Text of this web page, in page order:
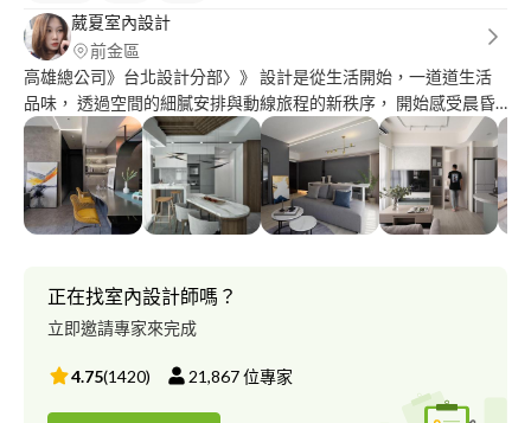
葳夏室內設計
前金區
高雄總公司》台北設計分部〉》 設計是從生活開始，一道道生活
品味， 透過空間的細膩安排與動線旅程的新秩序， 開始感受晨昏
光線的變化，四季景緻的延續， 身體的節奏得以在空間獲得平
衡， 營造出充滿藝術與人文的情境故事。 得獎紀錄 榮獲 2022 年
ASIA DESIGN PRIZE WINNER-洋流 榮獲 2021 年 A'design 鐵獎-
洋流 榮獲 2021 年 ASIA DESIGN 榮獲 2020 年法國雙面神-創新獎
榮獲 2020 年美國謬思女神盃-博雅安邸-白金獎 榮獲 2020 年 DxD
榮獲 2020 年伯魯比設計獎-洋流佳作 榮獲 2019 年中華民國空間美
學教授協會 最佳傑出設計獎 工程統包、設計15年以上經驗！ 室內
空間規劃設計/施工 住宅空間規劃設計/施工 舊屋翻新整修規劃設
計/ 施工 別墅空間規劃設計/ 施工 商業空間 ...
正在找室內設計師嗎？
立即邀請專家來完成
4.75(1420) 21,867位專家